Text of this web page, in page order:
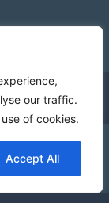
our traffic.
of cookies.
Accept All
Bestellung
Verwerfen
Sprache